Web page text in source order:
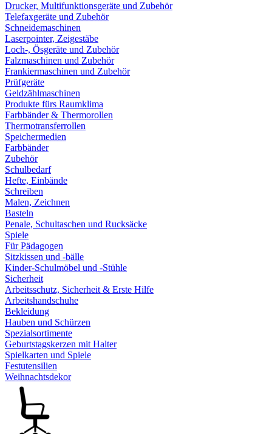
Drucker, Multifunktionsgeräte und Zubehör
Telefaxgeräte und Zubehör
Schneidemaschinen
Laserpointer, Zeigestäbe
Loch-, Ösgeräte und Zubehör
Falzmaschinen und Zubehör
Frankiermaschinen und Zubehör
Prüfgeräte
Geldzählmaschinen
Produkte fürs Raumklima
Farbbänder & Thermorollen
Thermotransferrollen
Speichermedien
Farbbänder
Zubehör
Schulbedarf
Hefte, Einbände
Schreiben
Malen, Zeichnen
Basteln
Penale, Schultaschen und Rucksäcke
Spiele
Für Pädagogen
Sitzkissen und -bälle
Kinder-Schulmöbel und -Stühle
Sicherheit
Arbeitsschutz, Sicherheit & Erste Hilfe
Arbeitshandschuhe
Bekleidung
Hauben und Schürzen
Spezialsortimente
Geburtstagskerzen mit Halter
Spielkarten und Spiele
Festutensilien
Weihnachtsdekor